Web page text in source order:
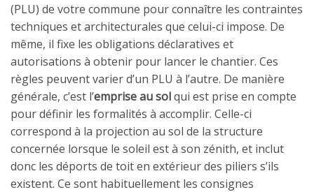
(PLU) de votre commune pour connaître les contraintes
techniques et architecturales que celui-ci impose. De
même, il fixe les obligations déclaratives et
autorisations à obtenir pour lancer le chantier. Ces
règles peuvent varier d’un PLU à l’autre. De manière
générale, c’est l’emprise au solqui est prise en compte
pour définir les formalités à accomplir. Celle-ci
correspond à la projection au sol de la structure
concernée lorsque le soleil est à son zénith, et inclut
donc les déports de toit en extérieur des piliers s’ils
existent. Ce sont habituellement les consignes